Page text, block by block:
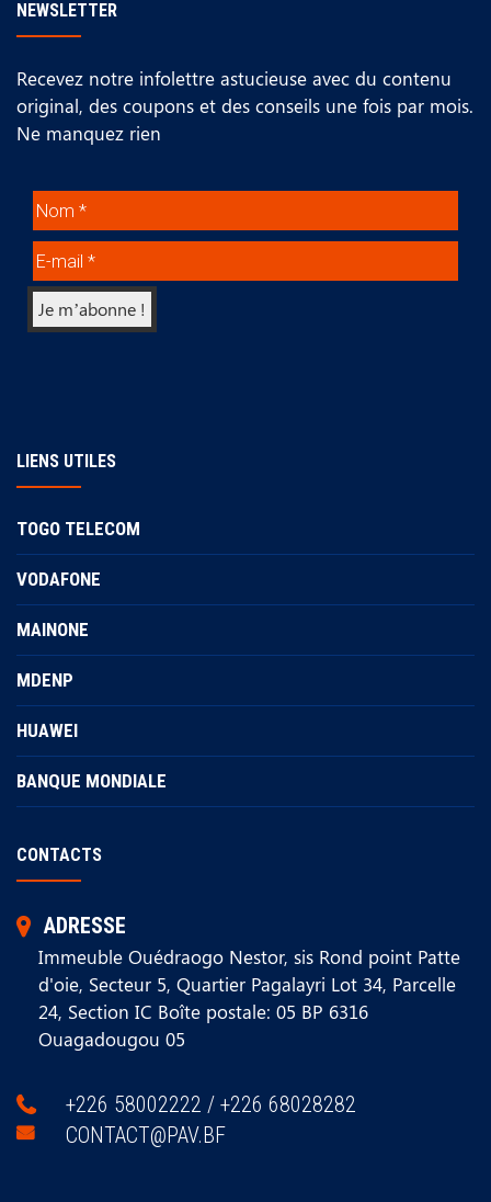
NEWSLETTER
Recevez notre infolettre astucieuse avec du contenu
original, des coupons et des conseils une fois par mois.
Ne manquez rien
LIENS UTILES
TOGO TELECOM
VODAFONE
MAINONE
MDENP
HUAWEI
BANQUE MONDIALE
CONTACTS
ADRESSE
Immeuble Ouédraogo Nestor, sis Rond point Patte
d'oie, Secteur 5, Quartier Pagalayri Lot 34, Parcelle
24, Section IC Boîte postale: 05 BP 6316
Ouagadougou 05
+226 58002222 / +226 68028282
CONTACT@PAV.BF